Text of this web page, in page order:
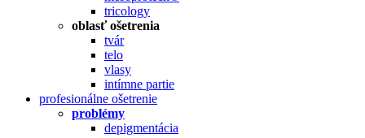
tricology
oblasť ošetrenia
tvár
telo
vlasy
intímne partie
profesionálne ošetrenie
problémy
depigmentácia